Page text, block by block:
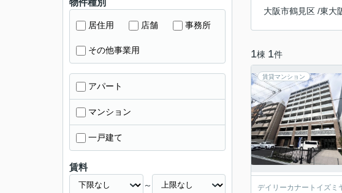
大阪市鶴見区 /東大
1棟 1件
賃貸マンション
デイリーカナートイズミ
物件種別
居住用 店舗 事務所
その他事業用
アパート
マンション
一戸建て
賃料
～